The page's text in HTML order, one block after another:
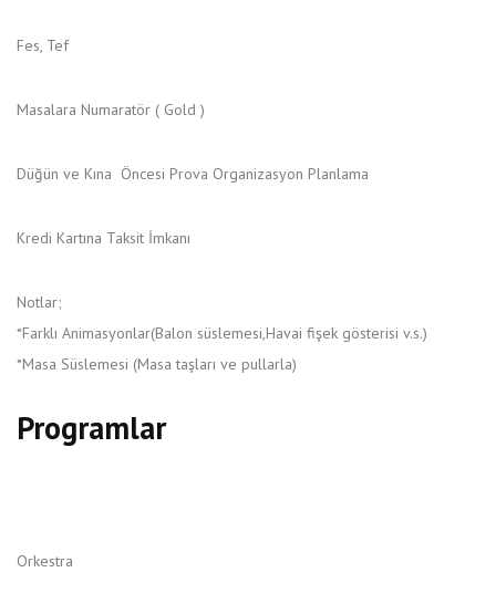
Fes, Tef
Masalara Numaratör ( Gold )
Düğün ve Kına Öncesi Prova Organizasyon Planlama
Kredi Kartına Taksit İmkanı
Notlar;
*Farklı Animasyonlar(Balon süslemesi,Havai fişek gösterisi v.s.)
*Masa Süslemesi (Masa taşları ve pullarla)
Programlar
Orkestra